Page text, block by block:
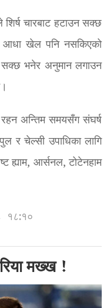
चारबाट हटाउन सक्छ
आधा खेल पनि नसकिएको
सक्छ भनेर अनुमान लगाउन
रहन अन्तिम समयसँग संघर्ष
र चेल्सी उपाधिका लागि
ह्याम, आर्सनल, टोटेनहाम
१८:१०
मख्ख !